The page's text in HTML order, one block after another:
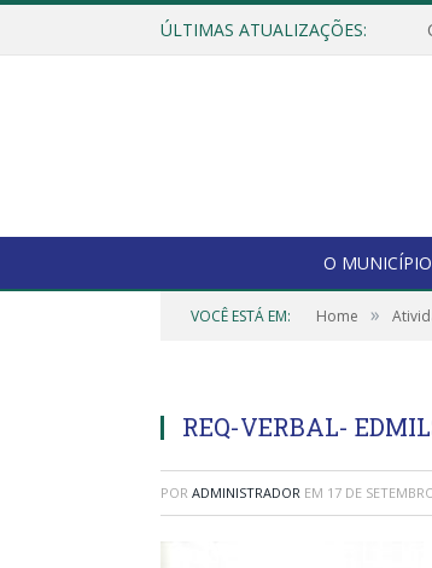
ÚLTIMAS ATUALIZAÇÕES:
O MUNICÍPIO
VOCÊ ESTÁ EM: Home »
REQ-VERBAL-
POR ADMINISTRADOR EM 17 DE